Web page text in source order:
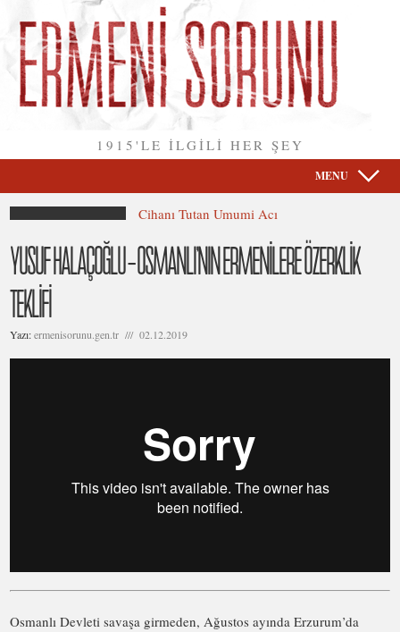
1915'LE İLGİLİ HER ŞEY
MENU
Cihanı Tutan Umumi Acı
YUSUF HALAÇOĞLU – OSMANLI’NIN ERMENİLERE ÖZERKLİK
TEKLİFİ
Yazı:ermenisorunu.gen.tr /// 02.12.2019
Osmanlı Devleti savaşa girmeden, Ağustos ayında Erzurum’da